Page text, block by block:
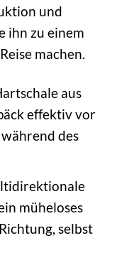
und
ihn zu einem
machen.
aus
effektiv vor
des
müheloses
selbst